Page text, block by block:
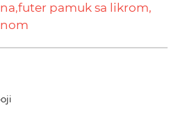
futer pamuk sa likrom,